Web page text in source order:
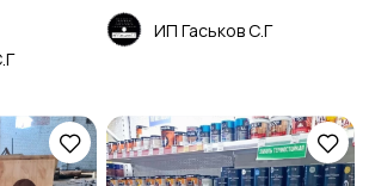
ИП Гаськов С.Г